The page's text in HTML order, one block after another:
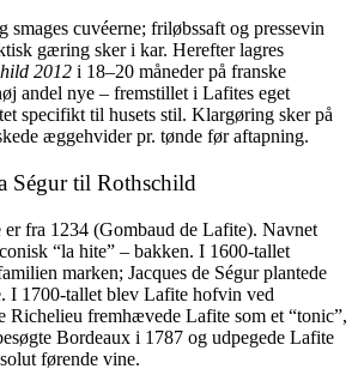
cuvéerne; friløbssaft og pressevin
gæring sker i kar. Herefter lagres
2012 i 18–20 måneder på franske
andel nye – fremstillet i Lafites eget
specifikt til husets stil. Klargøring sker på
æggehvider pr. tønde før aftapning.
Ségur til Rothschild
er fra 1234 (Gombaud de Lafite). Navnet
“la hite” – bakken. I 1600-tallet
marken; Jacques de Ségur plantede
I 1700-tallet blev Lafite hofvin ved
Richelieu fremhævede Lafite som et “tonic”,
Bordeaux i 1787 og udpegede Lafite
førende vine.